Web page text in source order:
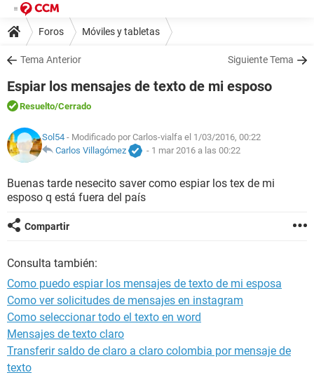
Foros Móviles y tabletas
Tema Anterior Siguiente Tema
Espiar los mensajes de texto de mi esposo
Resuelto/Cerrado
Sol54 - Modificado por Carlos-vialfa el 1/03/2016, 00:22
Carlos Villagómez
- 1 mar 2016 a las 00:22
Buenas tarde nesecito saver como espiar los tex de mi
esposo q está fuera del país
Compartir
Consulta también:
Como puedo espiar los mensajes de texto de mi esposa
Como ver solicitudes de mensajes en instagram
Como seleccionar todo el texto en word
Mensajes de texto claro
Transferir saldo de claro a claro colombia por mensaje de
texto